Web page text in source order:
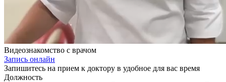
Видеознакомство с врачом
Запись онлайн
Запишитесь на прием к доктору в удобное для вас время
Должность